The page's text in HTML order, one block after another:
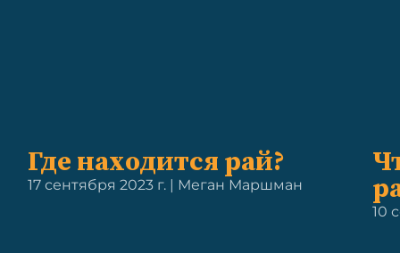
Где находится рай?
17 сентября 2023 г. | Меган Маршман
10